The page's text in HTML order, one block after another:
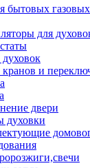
бытовых
для
и
двери
духовки